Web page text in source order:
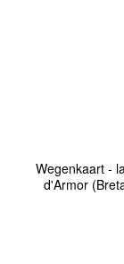
Wegenkaart -
d'Armor